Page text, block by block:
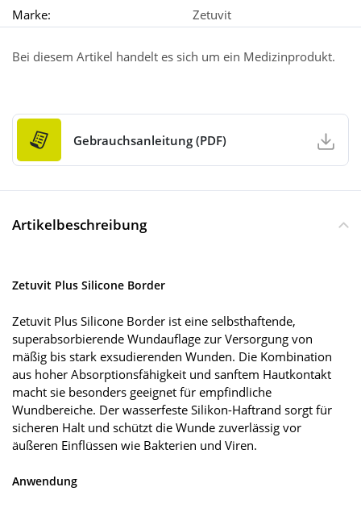
Marke:
Zetuvit
Bei diesem Artikel handelt es sich um ein Medizinprodukt.
Gebrauchsanleitung (PDF)
Artikelbeschreibung
Zetuvit Plus Silicone Border
Zetuvit Plus Silicone Border ist eine selbsthaftende,
superabsorbierende Wundauflage zur Versorgung von
mäßig bis stark exsudierenden Wunden. Die Kombination
aus hoher Absorptionsfähigkeit und sanftem Hautkontakt
macht sie besonders geeignet für empfindliche
Wundbereiche. Der wasserfeste Silikon-Haftrand sorgt für
sicheren Halt und schützt die Wunde zuverlässig vor
äußeren Einflüssen wie Bakterien und Viren.
Anwendung